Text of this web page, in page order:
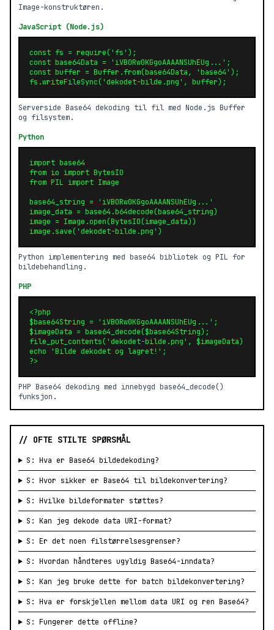
Image-konstruktøren.
JavaScript (Node.js)
const fs = require('fs');
const base64Data = 'iVBORw0KGgoAAAANSUhEUg...';
const buffer = Buffer.from(base64Data, 'base64');
fs.writeFileSync('dekodet-bilde.png', buffer);
Serverside Base64 dekoding til fil med Node.js Buffer
og filsystem.
Python
import base64
from io import BytesIO
from PIL import Image
base64_string = 'iVBORw0KGgoAAAANSUhEUg...'
image_data = base64.b64decode(base64_string)
image = Image.open(BytesIO(image_data))
image.save('dekodet-bilde.png')
Python implementering med base64 bibliotek og PIL for
bildebehandling.
PHP
<?php
$base64String = 'iVBORw0KGgoAAAANSUhEUg...';
$imageData = base64_decode($base64String);
file_put_contents('dekodet-bilde.png', $imageData);
echo 'Bilde dekodet og lagret!';
?>
PHP Base64 dekoding med innebygd base64_decode()
funksjon.
// OFTE STILTE SPØRSMÅL
S: Hva er Base64 bildedekoding?
S: Hvor sikker er Base64 til bildekonvertering?
S: Hvilke bildeformater støttes?
S: Kan jeg dekode data URI-format?
S: Er det noen filstørrelsesgrenser?
S: Hvordan håndteres ugyldig Base64-inndata?
S: Kan jeg bruke dette for batch bildekonvertering?
S: Hva er forskjellen mellom data URI og ren Base64?
S: Fungerer dette offline?